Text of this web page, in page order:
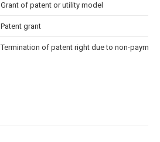
Grant of patent or utility model
Patent grant
Termination of patent right due to non-